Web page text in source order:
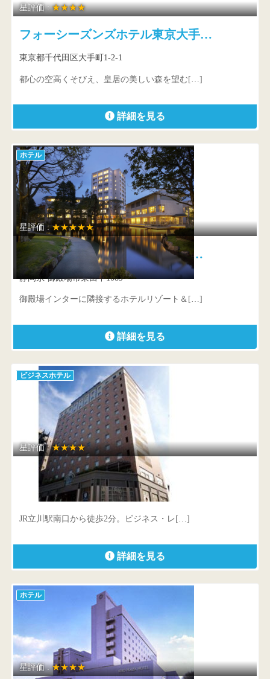
星評価 :★★★★
フォーシーズンズホテル東京大手…
東京都千代田区大手町1-2-1
都心の空高くそびえ、皇居の美しい森を望む[…]
詳細を見る
ホテル
星評価 :★★★★★
ホテルリゾート＆レストラン マ…
静岡県 御殿場市東田中1089
御殿場インターに隣接するホテルリゾート＆[…]
詳細を見る
ビジネスホテル
星評価 :★★★★
立川ワシントンホテル
東京都 立川市柴崎町 3-7-16
JR立川駅南口から徒歩2分。ビジネス・レ[…]
詳細を見る
ホテル
星評価 :★★★★